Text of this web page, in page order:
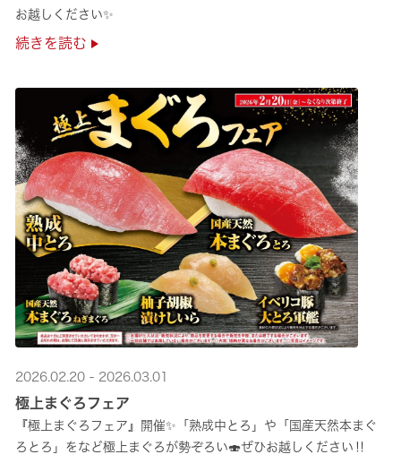
お越しください✨
続きを読む
2026.02.20 - 2026.03.01
極上まぐろフェア
『極上まぐろフェア』開催✨「熟成中とろ」や「国産天然本まぐ
ろとろ」をなど極上まぐろが勢ぞろい🍣ぜひお越しください‼